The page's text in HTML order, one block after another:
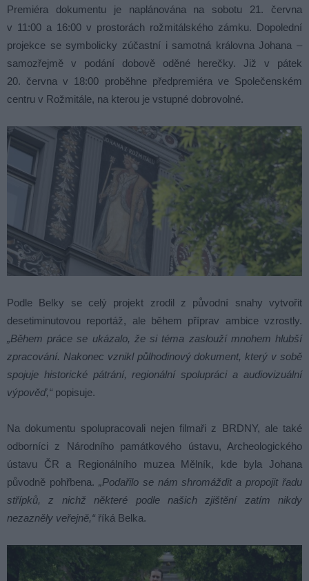
Premiéra dokumentu je naplánována na sobotu 21. června
v 11:00 a 16:00 v prostorách rožmitálského zámku. Dopolední
projekce se symbolicky zúčastní i samotná královna Johana –
samozřejmě v podání dobově oděné herečky. Již v pátek
20. června v 18:00 proběhne předpremiéra ve Společenském
centru v Rožmitále, na kterou je vstupné dobrovolné.
Podle Belky se celý projekt zrodil z původní snahy vytvořit
desetiminutovou reportáž, ale během příprav ambice vzrostly.
„Během práce se ukázalo, že si téma zaslouží mnohem hlubší
zpracování. Nakonec vznikl půlhodinový dokument, který v sobě
spojuje historické pátrání, regionální spolupráci a audiovizuální
výpověď,“ popisuje.
Na dokumentu spolupracovali nejen filmaři z BRDNY, ale také
odborníci z Národního památkového ústavu, Archeologického
ústavu ČR a Regionálního muzea Mělník, kde byla Johana
původně pohřbena. „Podařilo se nám shromáždit a propojit řadu
střípků, z nichž některé podle našich zjištění zatím nikdy
nezazněly veřejně,“ říká Belka.